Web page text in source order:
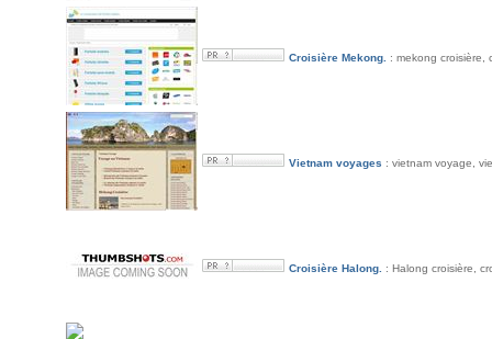
Croisière Mekong. : mekong croisière,
Vietnam voyages : vietnam voyage,
Croisière Halong. : Halong croisière,